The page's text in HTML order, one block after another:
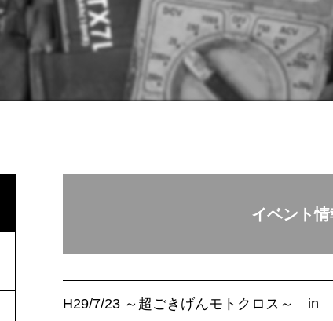
イベント情
H29/7/23 ～超ごきげんモトクロス～ in